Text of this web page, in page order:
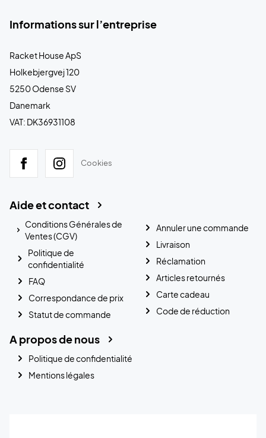
Informations sur l’entreprise
Racket House ApS
Holkebjergvej 120
5250 Odense SV
Danemark
VAT: DK36931108
Cookies
Aide et contact
Conditions Générales de
Ventes (CGV)
Politique de
confidentialité
FAQ
Correspondance de prix
Statut de commande
Annuler une commande
Livraison
Réclamation
Articles retournés
Carte cadeau
Code de réduction
A propos de nous
Politique de confidentialité
Mentions légales